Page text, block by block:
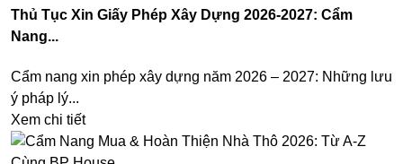
Thủ Tục Xin Giấy Phép Xây Dựng 2026-2027: Cẩm
Nang...
Cẩm nang xin phép xây dựng năm 2026 – 2027: Những lưu
ý pháp lý...
Xem chi tiết